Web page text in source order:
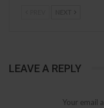
NEXT
LEAVE A REPLY
Your email